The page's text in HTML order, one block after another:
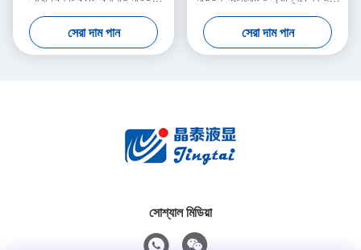
1280x720 এলভিডিএস ডিসপ্লে
সেরা দাম পান
800 * 640 আরজিবি ইন্টারফেস
ডিসপ্লে
সেরা দাম পান
সোশ্যাল মিডিয়া